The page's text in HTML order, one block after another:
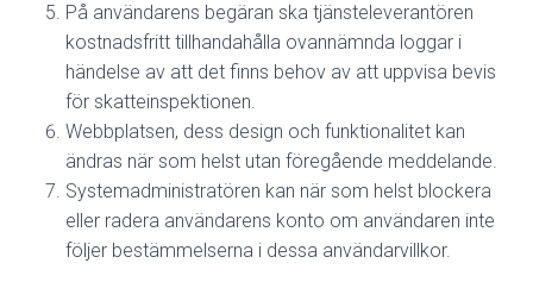
På användarens begäran ska tjänsteleverantören
kostnadsfritt tillhandahålla ovannämnda loggar i
händelse av att det finns behov av att uppvisa bevis
för skatteinspektionen.
Webbplatsen, dess design och funktionalitet kan
ändras när som helst utan föregående meddelande.
Systemadministratören kan när som helst blockera
eller radera användarens konto om användaren inte
följer bestämmelserna i dessa användarvillkor.